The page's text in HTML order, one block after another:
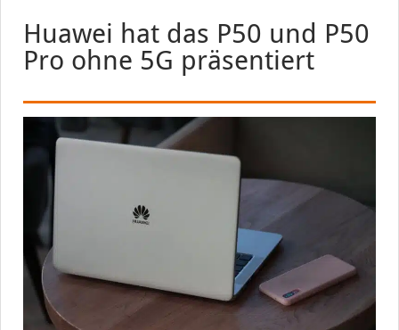
Huawei hat das P50 und P50
Pro ohne 5G präsentiert